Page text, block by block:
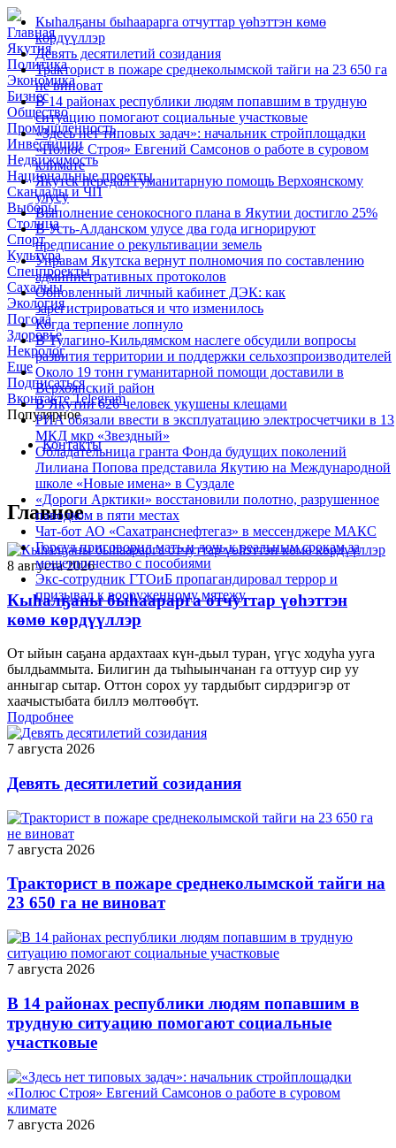
Главная
Якутия
Политика
Экономика
Бизнес
Общество
Промышленность
Инвестиции
Недвижимость
Национальные проекты
Скандалы и ЧП
Выборы
Столица
Спорт
Культура
Спецпроекты
Сахалыы
Экология
Погода
Здоровье
Некролог
Еще
Подписаться
ВконтактеTelegram
Популярное
Кыһалҕаны быһаарарга отчуттар үөһэттэн көмө
көрдүүллэр
Девять десятилетий созидания
Тракторист в пожаре среднеколымской тайги на 23 650 га
не виноват
В 14 районах республики людям попавшим в трудную
ситуацию помогают социальные участковые
«Здесь нет типовых задач»: начальник стройплощадки
«Полюс Строя» Евгений Самсонов о работе в суровом
климате
Якутск передал гуманитарную помощь Верхоянскому
улусу
Выполнение сенокосного плана в Якутии достигло 25%
В Усть-Алданском улусе два года игнорируют
предписание о рекультивации земель
Управам Якутска вернут полномочия по составлению
административных протоколов
Обновленный личный кабинет ДЭК: как
зарегистрироваться и что изменилось
Когда терпение лопнуло
В Тулагино-Кильдямском наслеге обсудили вопросы
развития территории и поддержки сельхозпроизводителей
Около 19 тонн гуманитарной помощи доставили в
Верхоянский район
В Якутии 626 человек укушены клещами
РИА обязали ввести в эксплуатацию электросчетчики в 13
МКД мкр «Звездный»
Обладательница гранта Фонда будущих поколений
Лилиана Попова представила Якутию на Международной
школе «Новые имена» в Суздале
«Дороги Арктики» восстановили полотно, разрушенное
паводком в пяти местах
Чат-бот АО «Сахатранснефтегаз» в мессенджере МАКС
Горсуд приговорил мать и дочь к реальным срокам за
мошенничество с пособиями
Экс-сотрудник ГТОиБ пропагандировал террор и
призывал к вооруженному мятежу
Контакты
Главное
8 августа 2026
Кыһалҕаны быһаарарга отчуттар үөһэттэн
көмө көрдүүллэр
От ыйын саҕана ардахтаах күн-дьыл туран, үгүс ходуһа ууга
былдьаммыта. Билигин да тыһыынчанан га оттуур сир уу
анныгар сытар. Оттон сорох уу тардыбыт сирдэригэр от
хаачыстыбата биллэ мөлтөөбүт.
Подробнее
7 августа 2026
Девять десятилетий созидания
7 августа 2026
Тракторист в пожаре среднеколымской тайги на
23 650 га не виноват
7 августа 2026
В 14 районах республики людям попавшим в
трудную ситуацию помогают социальные
участковые
7 августа 2026